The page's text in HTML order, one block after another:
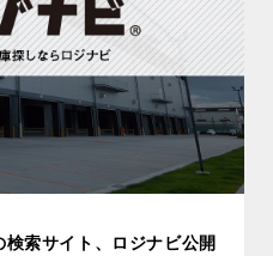
索サイト、ロジナビ公開